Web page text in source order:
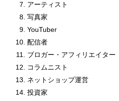
アーティスト
写真家
YouTuber
配信者
ブロガー・アフィリエイター
コラムニスト
ネットショップ運営
投資家